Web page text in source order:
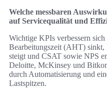
Welche messbaren
auf Servicequalität und
Wichtige KPIs verbessern
Bearbeitungszeit (AHT)
steigt und CSAT sowie NPS
Deloitte, McKinsey und
durch Automatisierung und
Lastspitzen.